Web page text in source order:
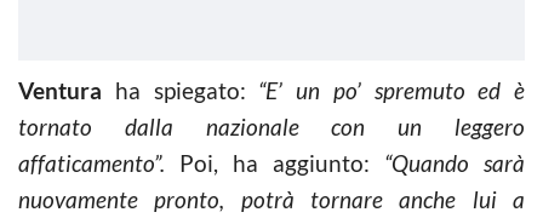
Ventura ha spiegato: “E’ un po’ spremuto ed è
tornato dalla nazionale con un leggero
affaticamento”. Poi, ha aggiunto: “Quando sarà
nuovamente pronto, potrà tornare anche lui a